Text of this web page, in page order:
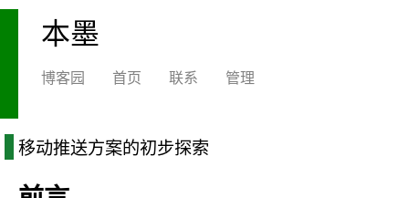
本墨
博客园 首页 联系 管理
移动推送方案的初步探索